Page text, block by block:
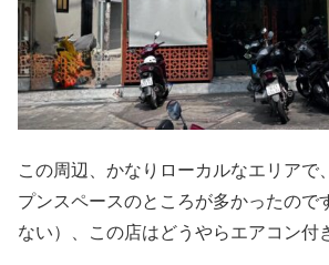
この周辺、かなりローカルなエリアで
プンスペースのところが多かったので
ない）、この店はどうやらエアコン付